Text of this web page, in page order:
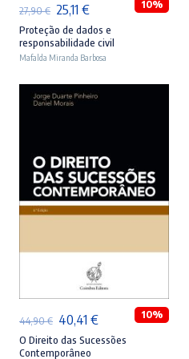
27,90€ O
preço
original
27,90 €.
25,11 €O
preço
atual
25,11 €.
10%
Proteção de dados e
responsabilidade civil
Mafalda Miranda Barbosa
ADICIONAR
44,90€ O
preço
40,41 €O
preço
10%
O Direito das Sucessões
Contemporâneo